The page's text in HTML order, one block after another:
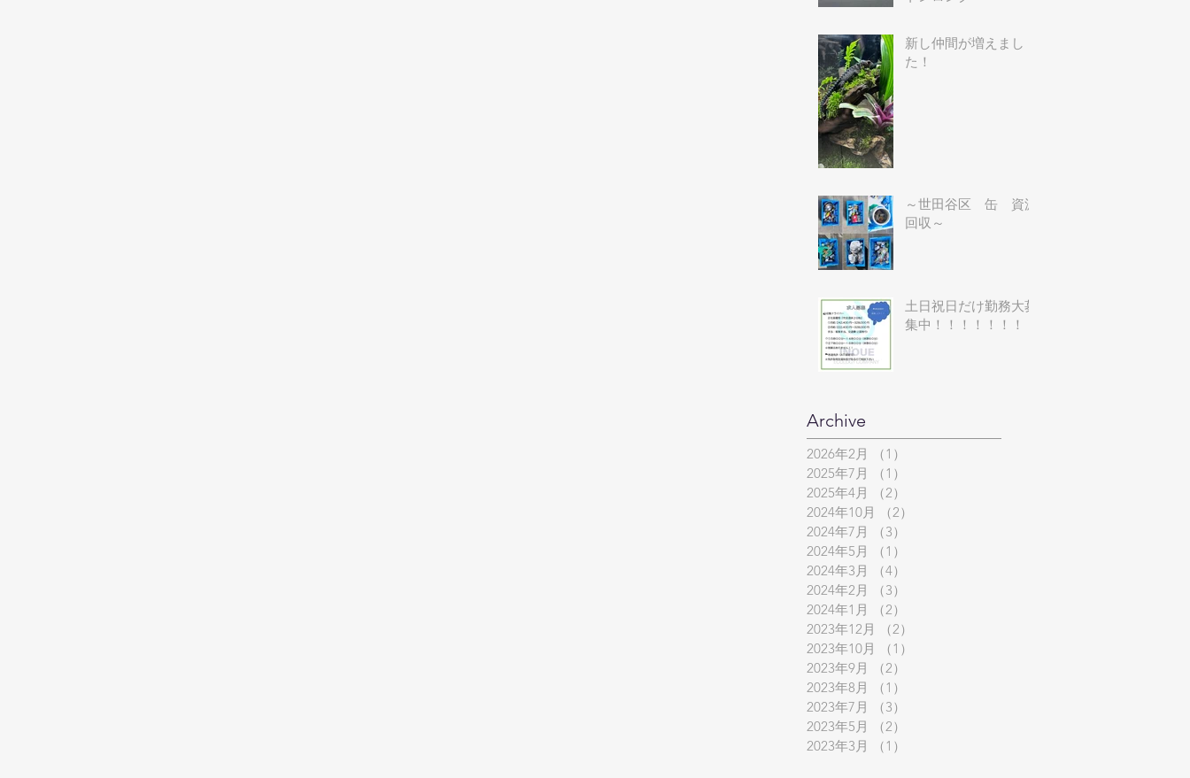
新し仲間が増えまし
た！
～世田谷区 缶 資源
回収～
土日祝日だけ勤務大募
集中！！！！！！！
Archive
2026年2月 （1）
2025年7月
（1）
2025年4月
（2）
2024年10月
（2）
2024年7月
（3）
2024年5月
（1）
2024年3月
（4）
2024年2月
（3）
2024年1月
（2）
2023年12月
（2）
2023年10月
（1）
2023年9月
（2）
2023年8月
（1）
2023年7月
（3）
2023年5月
（2）
2023年3月
（1）